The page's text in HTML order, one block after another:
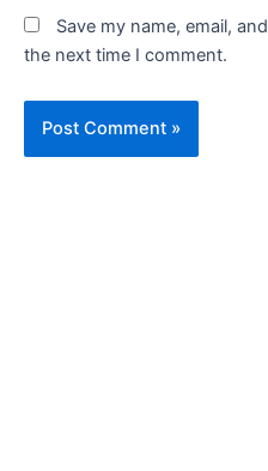
Save my name, email,
the next time I comment.